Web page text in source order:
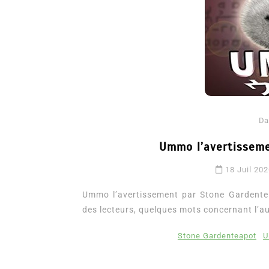
Ummo
18 Juil
Ummo l’avertissement par Stone
des lecteurs, quelques mots concernant
Stone Gardenteapot
Romance
Romances – l’actualité :
2026
6 Juil 2026 0 3 052 words
littérature sentimentale romance